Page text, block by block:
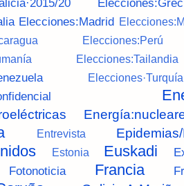
Elecciones:Madrid
Elecciones:Perú
Elecciones:Tailandia
Elecciones·Turquía
Entrevista
Estonia Euskadi
Fotonoticia Francia